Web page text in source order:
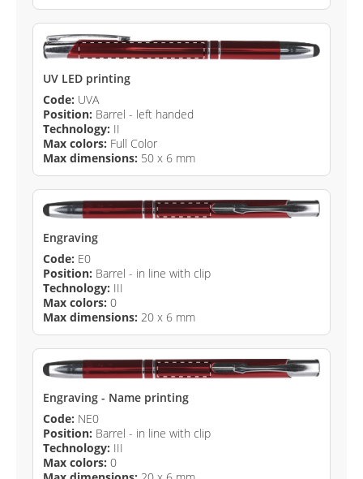
UV LED printing
Code: UVA
Position: Barrel - left handed
Technology: II
Max colors: Full Color
Max dimensions: 50 x 6 mm
Engraving
Code: E0
Position: Barrel - in line with clip
Technology: III
Max colors: 0
Max dimensions: 20 x 6 mm
Engraving - Name printing
Code: NE0
Position: Barrel - in line with clip
Technology: III
Max colors: 0